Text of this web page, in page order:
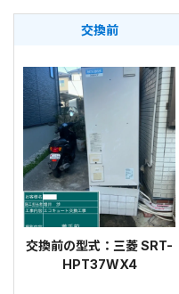
交換前
交換前の型式：三菱 SRT-
HPT37WX4